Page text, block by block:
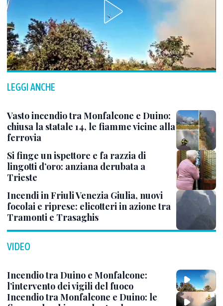
LEGGI ANCHE
Vasto incendio tra Monfalcone e Duino:
chiusa la statale 14, le fiamme vicine alla
ferrovia
Si finge un ispettore e fa razzia di
lingotti d’oro: anziana derubata a
Trieste
Incendi in Friuli Venezia Giulia, nuovi
focolai e riprese: elicotteri in azione tra
Tramonti e Trasaghis
VIDEO
Incendio tra Duino e Monfalcone:
l’intervento dei vigili del fuoco
Incendio tra Monfalcone e Duino: le